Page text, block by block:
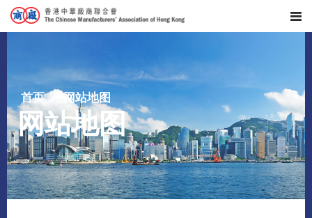
首页 网站地图
网站地图